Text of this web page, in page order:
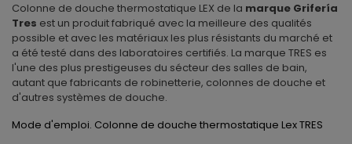
Colonne de douche thermostatique LEX de la marque Grifería
Tres est un produit fabriqué avec la meilleure des qualités
possible et avec les matériaux les plus résistants du marché et
a été testé dans des laboratoires certifiés. La marque TRES es
l'une des plus prestigeuses du sécteur des salles de bain,
autant que fabricants de robinetterie, colonnes de douche et
d'autres systèmes de douche.
Mode d'emploi. Colonne de douche thermostatique Lex TRES